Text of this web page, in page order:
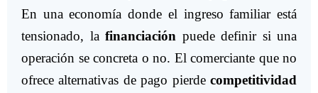
En una economía donde el ingreso familiar está
tensionado, la financiación puede definir si una
operación se concreta o no. El comerciante que no
ofrece alternativas de pago pierde competitividad